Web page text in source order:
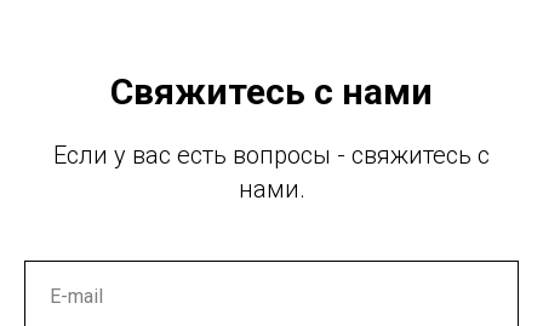
Свяжитесь с нами
Если у вас есть вопросы - свяжитесь с
нами.